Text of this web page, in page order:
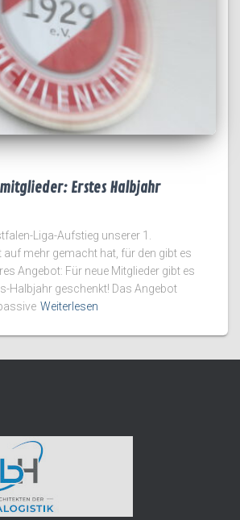
Erstes Halbjahr
Liga-Aufstieg unserer 1.
mehr gemacht hat, für den gibt es
Angebot: Für neue Mitglieder gibt es
Halbjahr geschenkt! Das Angebot
Weiterlesen